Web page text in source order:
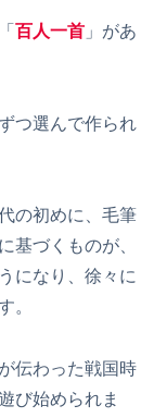
百人一首 」があ
つ選んで作られ
の初めに、毛筆
基づくものが、
になり、徐々に
。
伝わった戦国時
び始められま